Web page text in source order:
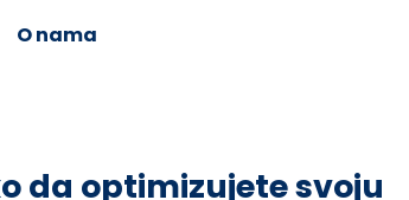
O nama
da optimizujete svoju